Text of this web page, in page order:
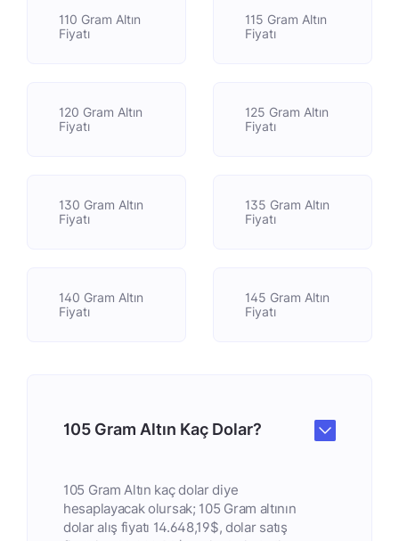
110 Gram Altın
Fiyatı
115 Gram Altın
Fiyatı
120 Gram Altın
Fiyatı
125 Gram Altın
Fiyatı
130 Gram Altın
Fiyatı
135 Gram Altın
Fiyatı
140 Gram Altın
Fiyatı
145 Gram Altın
Fiyatı
105 Gram Altın Kaç Dolar?
105 Gram Altın kaç dolar diye
hesaplayacak olursak; 105 Gram altının
dolar alış fiyatı 14.648,19$, dolar satış